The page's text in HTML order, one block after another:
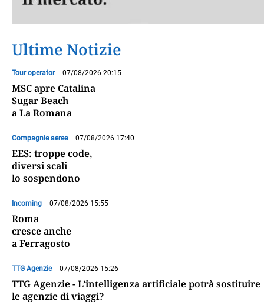
Ultime Notizie
Tour operator 07/08/2026 20:15
MSC apre Catalina
Sugar Beach
a La Romana
Compagnie aeree 07/08/2026 17:40
EES: troppe code,
diversi scali
lo sospendono
Incoming 07/08/2026 15:55
Roma
cresce anche
a Ferragosto
TTG Agenzie 07/08/2026 15:26
TTG Agenzie - L’intelligenza artificiale potrà sostituire
le agenzie di viaggi?